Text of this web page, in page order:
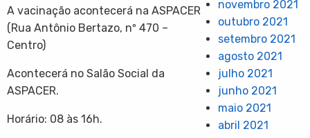
A vacinação acontecerá na ASPACER
(Rua Antônio Bertazo, nº 470 –
Centro)
Acontecerá no Salão Social da
ASPACER.
Horário: 08 às 16h.
novembro 2021
outubro 2021
setembro 2021
agosto 2021
julho 2021
junho 2021
maio 2021
abril 2021